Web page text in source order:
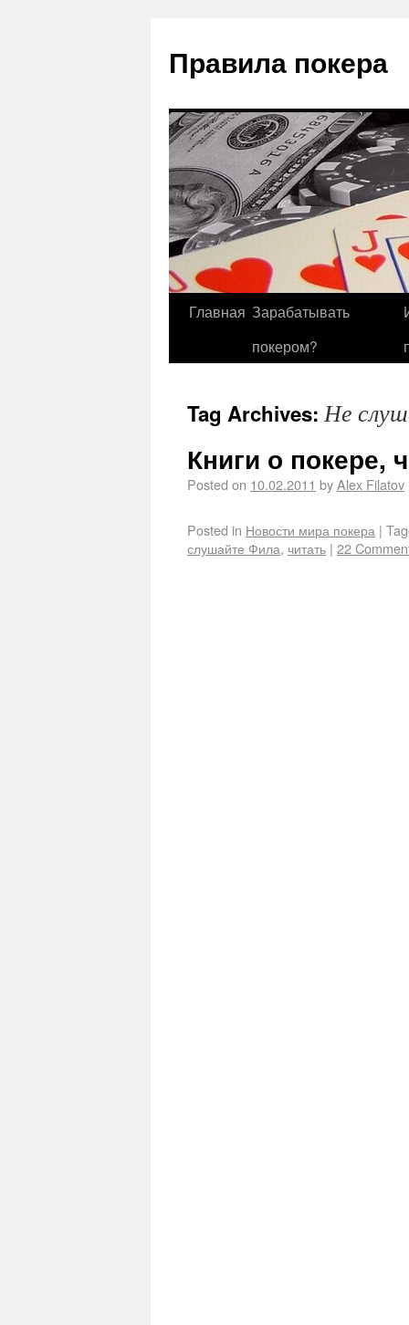
Правила покера
Главная Зарабатывать
покером?
Tag Archives:Не
Книги о покере,
Posted on 10.02.2011 byAlex Filatov
Posted in Новости мира покера |
слушайте Фила, читать | 22